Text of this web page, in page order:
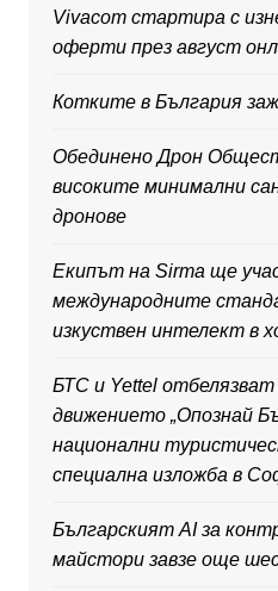
Vivacom стартира с
оферти през август
Котките в България
Обединено Дрон
високите минимални
дронове
Екипът на Sirma ще
международните
изкуствен интелект в
БТС и Yettel
движението „Опознай
национални
специална изложба в
Българският AI за
майстори завзе още